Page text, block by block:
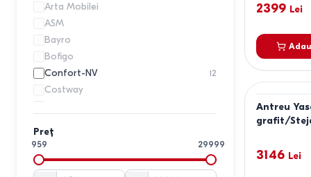
Arta Mobilei
ASM
Bayro
Bofigo
Confort-NV
12
Costway
Fabrik Home
1
Haaus 1
Indart 1
Preț
959 29999
2399 Lei
Antreu
grafit/
3146 Lei